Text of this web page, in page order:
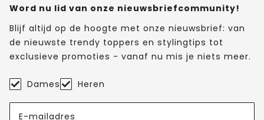
Word nu lid van onze nieuwsbriefcommunity!
Blijf altijd op de hoogte met onze nieuwsbrief: van
de nieuwste trendy toppers en stylingtips tot
exclusieve promoties - vanaf nu mis je niets meer.
Dames Heren
E-mailadres